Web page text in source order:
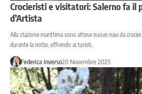
Crocieristi e visitatori: Salerno fa il
d’Artista
Alla stazione marittima sono attese nuove navi da
durante la notte, offrendo ai turisti…
Federica Inverso20 Novembre 2025